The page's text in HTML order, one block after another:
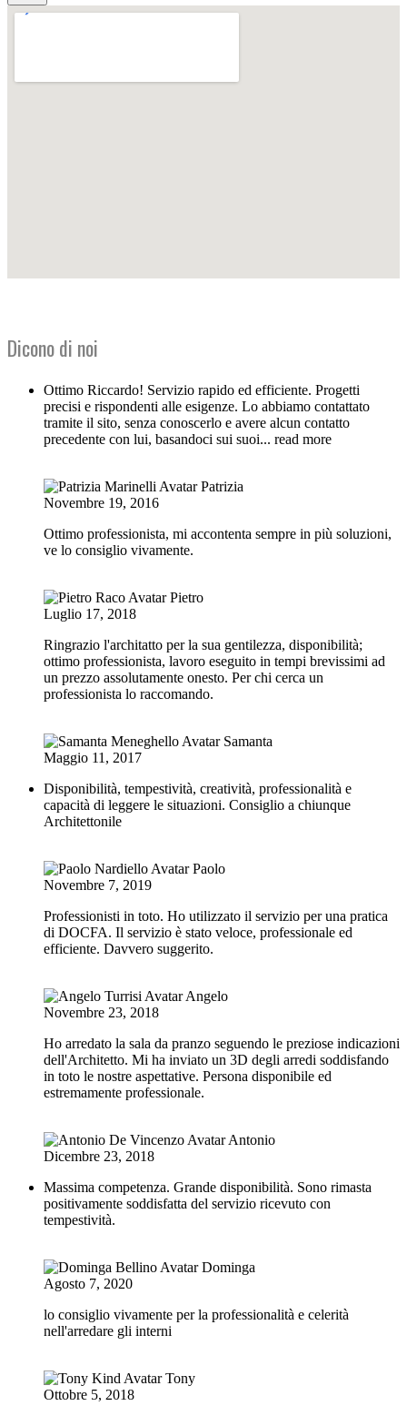
Dicono di noi
Ottimo Riccardo! Servizio rapido ed efficiente. Progetti
precisi e rispondenti alle esigenze. Lo abbiamo contattato
tramite il sito, senza conoscerlo e avere alcun contatto
precedente con lui, basandoci sui suoi... read more
Patrizia
Novembre 19, 2016
Ottimo professionista, mi accontenta sempre in più soluzioni,
ve lo consiglio vivamente.
Pietro
Luglio 17, 2018
Ringrazio l'architatto per la sua gentilezza, disponibilità;
ottimo professionista, lavoro eseguito in tempi brevissimi ad
un prezzo assolutamente onesto. Per chi cerca un
professionista lo raccomando.
Samanta
Maggio 11, 2017
Disponibilità, tempestività, creatività, professionalità e
capacità di leggere le situazioni. Consiglio a chiunque
Architettonile
Paolo
Novembre 7, 2019
Professionisti in toto. Ho utilizzato il servizio per una pratica
di DOCFA. Il servizio è stato veloce, professionale ed
efficiente. Davvero suggerito.
Angelo
Novembre 23, 2018
Ho arredato la sala da pranzo seguendo le preziose indicazioni
dell'Architetto. Mi ha inviato un 3D degli arredi soddisfando
in toto le nostre aspettative. Persona disponibile ed
estremamente professionale.
Antonio
Dicembre 23, 2018
Massima competenza. Grande disponibilità. Sono rimasta
positivamente soddisfatta del servizio ricevuto con
tempestività.
Dominga
Agosto 7, 2020
lo consiglio vivamente per la professionalità e celerità
nell'arredare gli interni
Tony
Ottobre 5, 2018